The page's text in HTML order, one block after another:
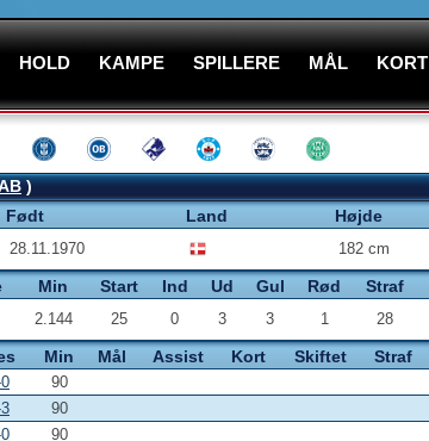
HOLD KAMPE SPILLERE MÅL KORT
)
Født Land Højde
28.11.1970 182 cm
Min Start Ind Ud Gul Rød Straf
2.144 25 0 3 3 1 28
Min Mål Assist Kort Skiftet Straf
90
90
90